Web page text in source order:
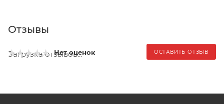
Отзывы
Нет оценок ОСТАВИТЬ ОТЗЫВ
Загрузка отзывов...